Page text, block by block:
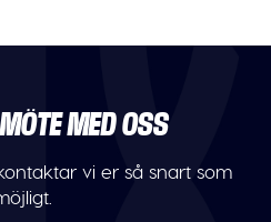
MED OSS
vi er så snart som